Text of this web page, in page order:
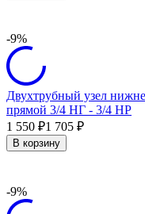
-9%
Двухтрубный узел
прямой 3/4 НГ - 3/4 НР
1 550 ₽1 705 ₽
В корзину
-9%